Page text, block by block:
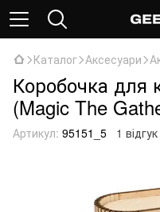
Каталог Аксесуари
Коробочка для
(Magic The
Артикул: 95151_5 1 відгук